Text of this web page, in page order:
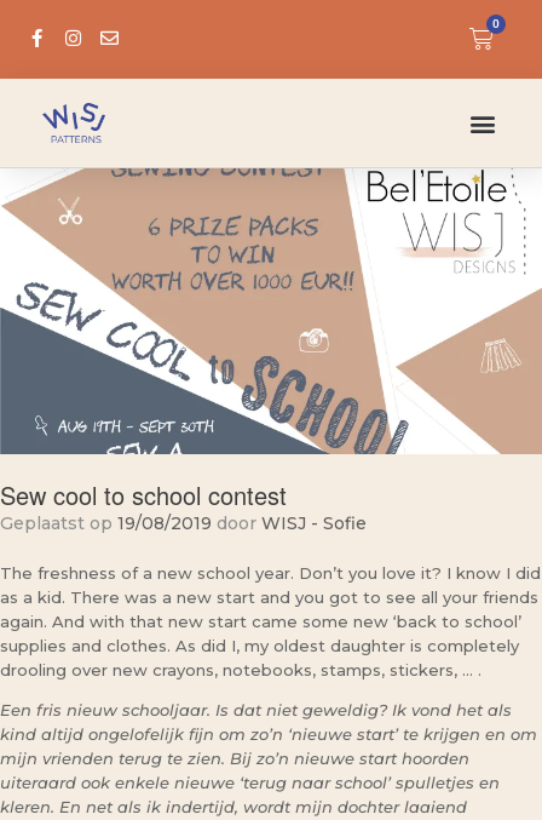
0
Sew cool to school contest
Geplaatst op 19/08/2019 door WISJ - Sofie
The freshness of a new school year. Don’t you love it? I know I did
as a kid. There was a new start and you got to see all your friends
again. And with that new start came some new ‘back to school’
supplies and clothes. As did I, my oldest daughter is completely
drooling over new crayons, notebooks, stamps, stickers, … .
Een fris nieuw schooljaar. Is dat niet geweldig? Ik vond het als
kind altijd ongelofelijk fijn om zo’n ‘nieuwe start’ te krijgen en om
mijn vrienden terug te zien. Bij zo’n nieuwe start hoorden
uiteraard ook enkele nieuwe ‘terug naar school’ spulletjes en
kleren. En net als ik indertijd, wordt mijn dochter laaiend